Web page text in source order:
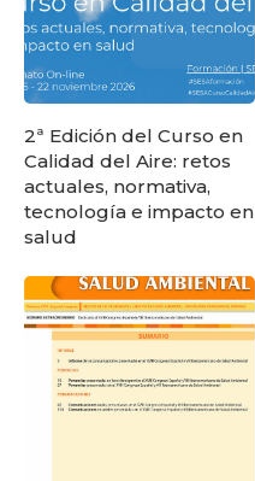
2ª Edición del Curso en
Calidad del Aire: retos
actuales, normativa,
tecnología e impacto en
salud